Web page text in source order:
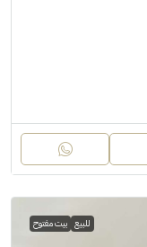
للبيع بيت مفتوح